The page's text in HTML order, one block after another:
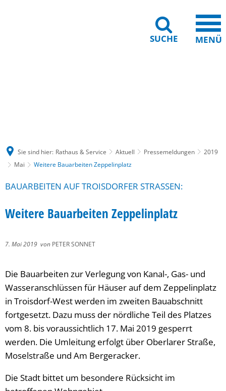
SUCHE MENÜ
Sie sind hier: Rathaus & Service Aktuell Pressemeldungen
2019
Mai
Weitere Bauarbeiten Zeppelinplatz
BAUARBEITEN AUF TROISDORFER STRASSEN:
Weitere Bauarbeiten Zeppelinplatz
7. Mai 2019 von PETER SONNET
Die Bauarbeiten zur Verlegung von Kanal-, Gas- und
Wasseranschlüssen für Häuser auf dem Zeppelinplatz
in Troisdorf-West werden im zweiten Bauabschnitt
fortgesetzt. Dazu muss der nördliche Teil des Platzes
vom 8. bis voraussichtlich 17. Mai 2019 gesperrt
werden. Die Umleitung erfolgt über Oberlarer Straße,
Moselstraße und Am Bergeracker.
Die Stadt bittet um besondere Rücksicht im